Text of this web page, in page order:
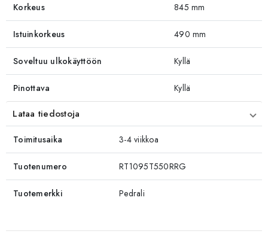
Korkeus 845 mm
Istuinkorkeus 490 mm
Soveltuu ulkokäyttöön Kyllä
Pinottava Kyllä
Lataa tiedostoja
Toimitusaika 3-4 viikkoa
Tuotenumero RT1095T550RRG
Tuotemerkki Pedrali